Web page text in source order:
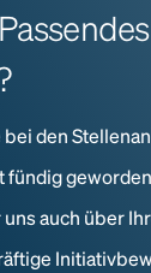
bei den
fündig
auch über